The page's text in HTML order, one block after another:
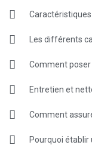
Caractéristiques
Les différents
Comment poser
Entretien et
Comment
Pourquoi établir